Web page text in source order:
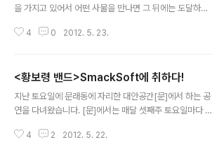
을 가지고 있어서 어떤 사물을 만나면 그 뒤에는 도달하지
자이지만 빛의 각도와 세기에 따라 그 크기가 커졌다 줄어
기도 했었고, 혹은 그 속에 수많은 색깔들이 뒤섞여 결국은
검은색이 되어 버린 것은 아닌가 하는 생각을 한 적도 있어
요. 그래서 그런지 그림자는 항상 재미있고 호기심을 불러
설이나 영화에서도 소재로 삼았었죠. 이번 손현정 작가님
4 0 2012. 5. 23.
<황보령 밴드>SmackSoft에 취하다!
지난 토요일에 문래동에 자리한 대안공간[문]에서 하는 공
연을 다녀왔습니다. [문]에서는 매달 셋째주 토요일마다 A
는 림지훈, 잠비나이, 황보령밴드, ALLY가 참여하였는데
4 2 2012. 5. 22.